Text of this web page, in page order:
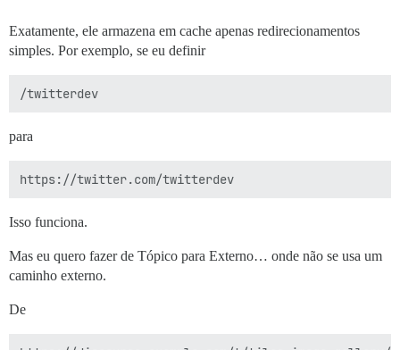
Exatamente, ele armazena em cache apenas redirecionamentos
simples. Por exemplo, se eu definir
para
Isso funciona.
Mas eu quero fazer de Tópico para Externo… onde não se usa um
caminho externo.
De